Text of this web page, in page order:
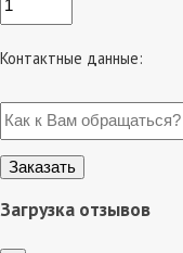
Контактные данные:
Загрузка отзывов